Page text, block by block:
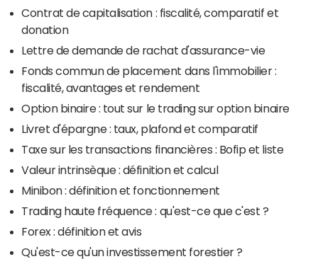
Contrat de capitalisation : fiscalité, comparatif et
donation
Lettre de demande de rachat d'assurance-vie
Fonds commun de placement dans l'immobilier :
fiscalité, avantages et rendement
Option binaire : tout sur le trading sur option binaire
Livret d'épargne : taux, plafond et comparatif
Taxe sur les transactions financières : Bofip et liste
Valeur intrinsèque : définition et calcul
Minibon : définition et fonctionnement
Trading haute fréquence : qu'est-ce que c'est ?
Forex : définition et avis
Qu'est-ce qu'un investissement forestier ?